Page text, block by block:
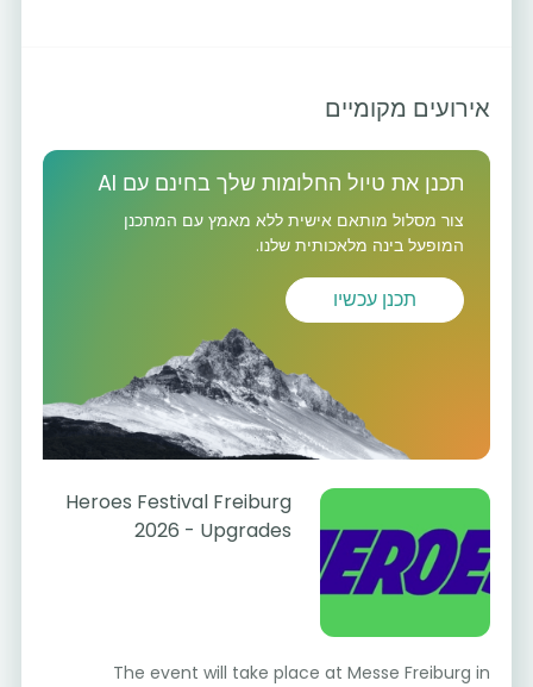
אירועים מקומיים
תכנן את טיול החלומות שלך בחינם עם AI
צור מסלול מותאם אישית ללא מאמץ עם המתכנן
המופעל בינה מלאכותית שלנו.
תכנן עכשיו
Heroes Festival Freiburg
2026 - Upgrades
The event will take place at Messe Freiburg in